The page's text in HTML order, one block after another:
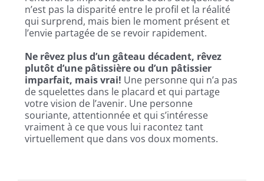
n’est pas la disparité entre le profil et la réalité
qui surprend, mais bien le moment présent et
l’envie partagée de se revoir rapidement.
Ne rêvez plus d’un gâteau décadent, rêvez
plutôt d’une pâtissière ou d’un pâtissier
imparfait, mais vrai! Une personne qui n’a pas
de squelettes dans le placard et qui partage
votre vision de l’avenir. Une personne
souriante, attentionnée et qui s’intéresse
vraiment à ce que vous lui racontez tant
virtuellement que dans vos doux moments.